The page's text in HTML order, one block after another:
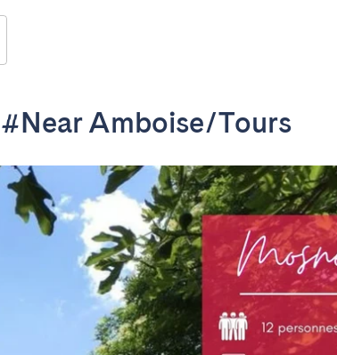
Amboise/Tours